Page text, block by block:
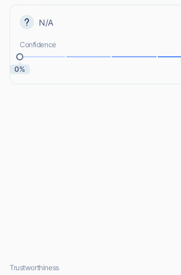
N/A
Confidence
0%
Trustworthiness